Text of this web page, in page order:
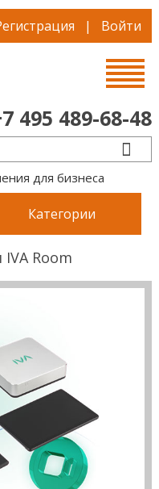
| Войти
495 489-68-48
для бизнеса
Категории
Room